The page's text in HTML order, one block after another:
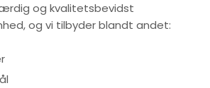
og kvalitetsbevidst
og vi tilbyder blandt andet: